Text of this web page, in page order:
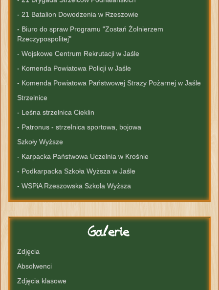
- 21 Batalion Dowodzenia w Rzeszowie
- Biuro do spraw Programu "Zostań Żołnierzem
Rzeczypospolitej"
- Wojskowe Centrum Rekrutacji w Jaśle
- Komenda Powiatowa Policji w Jaśle
- Komenda Powiatowa Państwowej Strazy Pożarnej w Jaśle
Strzelnice
- Leśna strzelnica Cieklin
- Patronus - strzelnica sportowa, bojowa
Szkoły Wyższe
- Karpacka Państwowa Uczelnia w Krośnie
- Podkarpacka Szkoła Wyższa w Jaśle
- WSPiA Rzeszowska Szkoła Wyższa
Galerie
Zdjęcia
Absolwenci
Zdjęcia klasowe